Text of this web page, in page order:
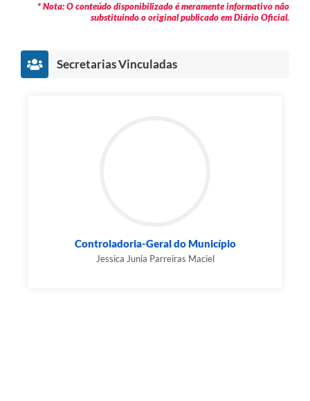
* Nota: O conteúdo disponibilizado é meramente informativo não
substituindo o original publicado em Diário Oficial.
Secretarias Vinculadas
Controladoria-Geral do Município
Jessica Junia Parreiras Maciel